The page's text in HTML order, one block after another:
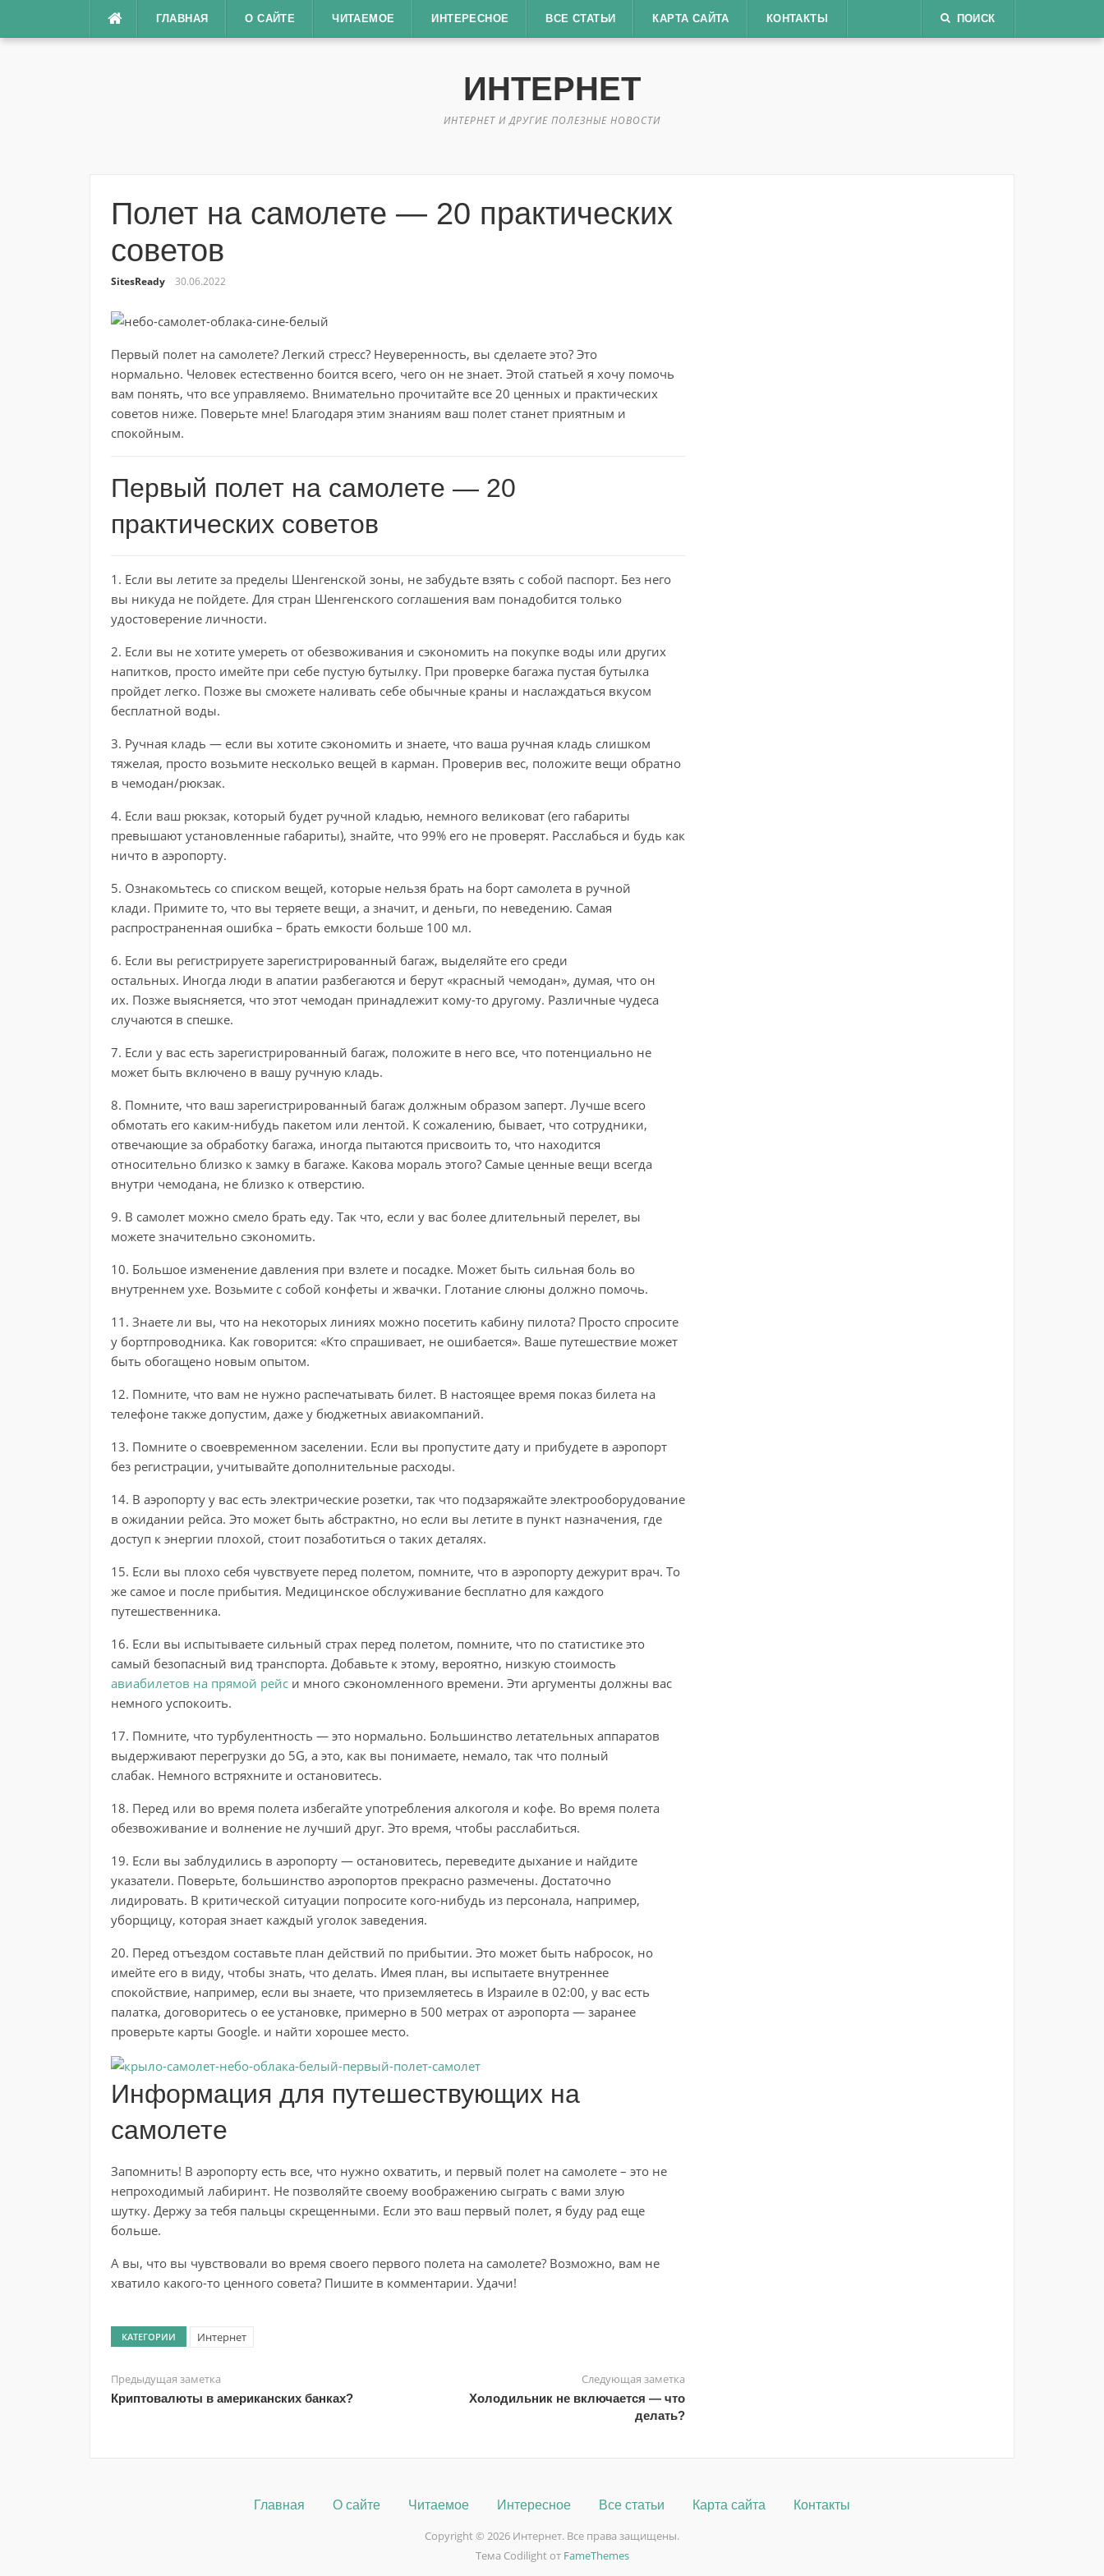
ГЛАВНАЯ О САЙТЕ ЧИТАЕМОЕ ИНТЕРЕСНОЕ ВСЕ СТАТЬИ КАРТА САЙТА КОНТАКТЫ ПОИСК
ИНТЕРНЕТ
ИНТЕРНЕТ И ДРУГИЕ ПОЛЕЗНЫЕ НОВОСТИ
Полет на самолете — 20 практических
советов
SitesReady 30.06.2022
Первый полет на самолете? Легкий стресс? Неуверенность, вы сделаете это? Это
нормально. Человек естественно боится всего, чего он не знает. Этой статьей я хочу помочь
вам понять, что все управляемо. Внимательно прочитайте все 20 ценных и практических
советов ниже. Поверьте мне! Благодаря этим знаниям ваш полет станет приятным и
спокойным.
Первый полет на самолете — 20
практических советов
1. Если вы летите за пределы Шенгенской зоны, не забудьте взять с собой паспорт. Без него
вы никуда не пойдете. Для стран Шенгенского соглашения вам понадобится только
удостоверение личности.
2. Если вы не хотите умереть от обезвоживания и сэкономить на покупке воды или других
напитков, просто имейте при себе пустую бутылку. При проверке багажа пустая бутылка
пройдет легко. Позже вы сможете наливать себе обычные краны и наслаждаться вкусом
бесплатной воды.
3. Ручная кладь — если вы хотите сэкономить и знаете, что ваша ручная кладь слишком
тяжелая, просто возьмите несколько вещей в карман. Проверив вес, положите вещи обратно
в чемодан/рюкзак.
4. Если ваш рюкзак, который будет ручной кладью, немного великоват (его габариты
превышают установленные габариты), знайте, что 99% его не проверят. Расслабься и будь как
ничто в аэропорту.
5. Ознакомьтесь со списком вещей, которые нельзя брать на борт самолета в ручной
клади. Примите то, что вы теряете вещи, а значит, и деньги, по неведению. Самая
распространенная ошибка – брать емкости больше 100 мл.
6. Если вы регистрируете зарегистрированный багаж, выделяйте его среди
остальных. Иногда люди в апатии разбегаются и берут «красный чемодан», думая, что он
их. Позже выясняется, что этот чемодан принадлежит кому-то другому. Различные чудеса
случаются в спешке.
7. Если у вас есть зарегистрированный багаж, положите в него все, что потенциально не
может быть включено в вашу ручную кладь.
8. Помните, что ваш зарегистрированный багаж должным образом заперт. Лучше всего
обмотать его каким-нибудь пакетом или лентой. К сожалению, бывает, что сотрудники,
отвечающие за обработку багажа, иногда пытаются присвоить то, что находится
относительно близко к замку в багаже. Какова мораль этого? Самые ценные вещи всегда
внутри чемодана, не близко к отверстию.
9. В самолет можно смело брать еду. Так что, если у вас более длительный перелет, вы
можете значительно сэкономить.
10. Большое изменение давления при взлете и посадке. Может быть сильная боль во
внутреннем ухе. Возьмите с собой конфеты и жвачки. Глотание слюны должно помочь.
11. Знаете ли вы, что на некоторых линиях можно посетить кабину пилота? Просто спросите
у бортпроводника. Как говорится: «Кто спрашивает, не ошибается». Ваше путешествие может
быть обогащено новым опытом.
12. Помните, что вам не нужно распечатывать билет. В настоящее время показ билета на
телефоне также допустим, даже у бюджетных авиакомпаний.
13. Помните о своевременном заселении. Если вы пропустите дату и прибудете в аэропорт
без регистрации, учитывайте дополнительные расходы.
14. В аэропорту у вас есть электрические розетки, так что подзаряжайте электрооборудование
в ожидании рейса. Это может быть абстрактно, но если вы летите в пункт назначения, где
доступ к энергии плохой, стоит позаботиться о таких деталях.
15. Если вы плохо себя чувствуете перед полетом, помните, что в аэропорту дежурит врач. То
же самое и после прибытия. Медицинское обслуживание бесплатно для каждого
путешественника.
16. Если вы испытываете сильный страх перед полетом, помните, что по статистике это
самый безопасный вид транспорта. Добавьте к этому, вероятно, низкую стоимость
авиабилетов на прямой рейси много сэкономленного времени. Эти аргументы должны вас
немного успокоить.
17. Помните, что турбулентность — это нормально. Большинство летательных аппаратов
выдерживают перегрузки до 5G, а это, как вы понимаете, немало, так что полный
слабак. Немного встряхните и остановитесь.
18. Перед или во время полета избегайте употребления алкоголя и кофе. Во время полета
обезвоживание и волнение не лучший друг. Это время, чтобы расслабиться.
19. Если вы заблудились в аэропорту — остановитесь, переведите дыхание и найдите
указатели. Поверьте, большинство аэропортов прекрасно размечены. Достаточно
лидировать. В критической ситуации попросите кого-нибудь из персонала, например,
уборщицу, которая знает каждый уголок заведения.
20. Перед отъездом составьте план действий по прибытии. Это может быть набросок, но
имейте его в виду, чтобы знать, что делать. Имея план, вы испытаете внутреннее
спокойствие, например, если вы знаете, что приземляетесь в Израиле в 02:00, у вас есть
палатка, договоритесь о ее установке, примерно в 500 метрах от аэропорта — заранее
проверьте карты Google. и найти хорошее место.
Информация для путешествующих на
самолете
Запомнить! В аэропорту есть все, что нужно охватить, и первый полет на самолете – это не
непроходимый лабиринт. Не позволяйте своему воображению сыграть с вами злую
шутку. Держу за тебя пальцы скрещенными. Если это ваш первый полет, я буду рад еще
больше.
А вы, что вы чувствовали во время своего первого полета на самолете? Возможно, вам не
хватило какого-то ценного совета? Пишите в комментарии. Удачи!
КАТЕГОРИИ Интернет
Предыдущая заметка
Криптовалюты в американских банках?
Следующая заметка
Холодильник не включается — что
делать?
Главная О сайте Читаемое Интересное Все статьи Карта сайта Контакты
Copyright © 2026 Интернет. Все права защищены.
Тема Codilight от FameThemes